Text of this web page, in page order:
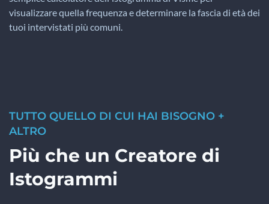
visualizzare quella frequenza e determinare la fascia di età dei
tuoi intervistati più comuni.
TUTTO QUELLO DI CUI HAI BISOGNO +
ALTRO
Più che un Creatore di
Istogrammi